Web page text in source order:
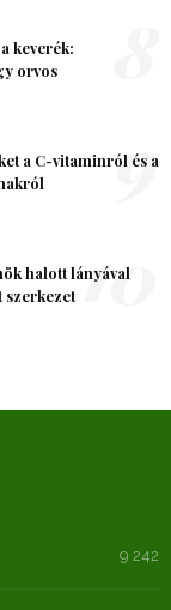
keverék:
orvos
a C-vitaminról és a
9
halott lányával
szerkezet 10
9 242